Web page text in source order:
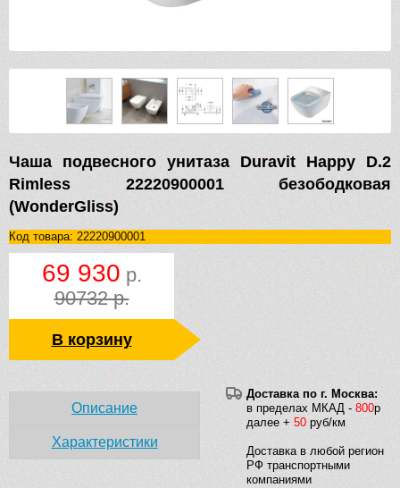
Чаша подвесного унитаза Duravit Happy D.2
Rimless 22220900001 безободковая
(WonderGliss)
Код товара: 22220900001
69 930 р.
90732 р.
В корзину
Доставка по г. Москва:
в пределах МКАД - 800р
далее + 50 руб/км
Доставка в любой регион
РФ транспортными
компаниями
Описание
Характеристики